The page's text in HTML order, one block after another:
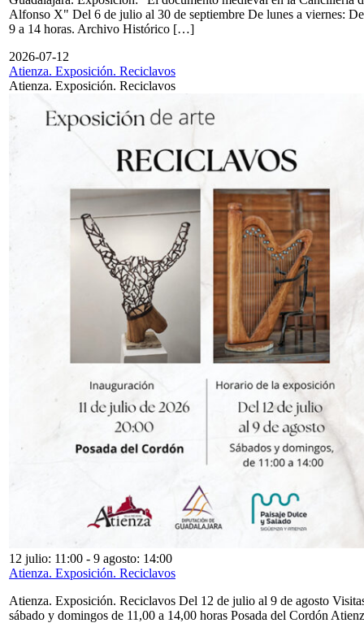
Alfonso X" Del 6 de julio al 30 de septiembre De lunes a viernes: De
9 a 14 horas. Archivo Histórico […]
2026-07-12
Atienza. Exposición. Reciclavos
Atienza. Exposición. Reciclavos
12 julio: 11:00 - 9 agosto: 14:00
Atienza. Exposición. Reciclavos
Atienza. Exposición. Reciclavos Del 12 de julio al 9 de agosto
sábado y domingos de 11,00 a 14,00 horas Posada del Cordón